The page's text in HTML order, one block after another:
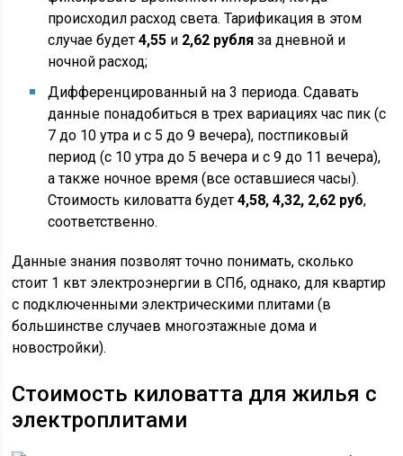
происходил расход света. Тарификация в этом
случае будет4,55 и 2,62 рубля за дневной и
ночной расход;
Дифференцированный на 3 периода. Сдавать
данные понадобиться в трех вариациях час пик (с
7 до 10 утра и с 5 до 9 вечера), постпиковый
период (с 10 утра до 5 вечера и с 9 до 11 вечера),
а также ночное время (все оставшиеся часы).
Стоимость киловатта будет4,58, 4,32, 2,62 руб,
соответственно.
Данные знания позволят точно понимать, сколько
стоит 1 квт электроэнергии в СПб, однако, для квартир
с подключенными электрическими плитами (в
большинстве случаев многоэтажные дома и
новостройки).
Стоимость киловатта для жилья с
электроплитами